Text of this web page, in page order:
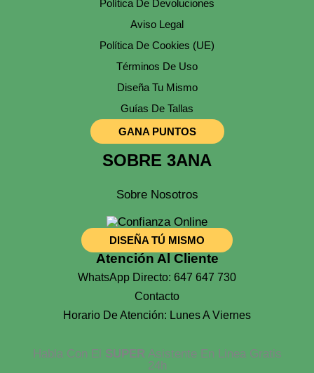
Política De Devoluciones
Aviso Legal
Política De Cookies (UE)
Términos De Uso
Diseña Tu Mismo
Guías De Tallas
GANA PUNTOS
SOBRE 3ANA
Sobre Nosotros
DISEÑA TÚ MISMO
Atención Al Cliente
WhatsApp Directo: 647 647 730
Contacto
Horario De Atención: Lunes A Viernes
Habla Con El SUPERAsistente En Linea Gratis
24h